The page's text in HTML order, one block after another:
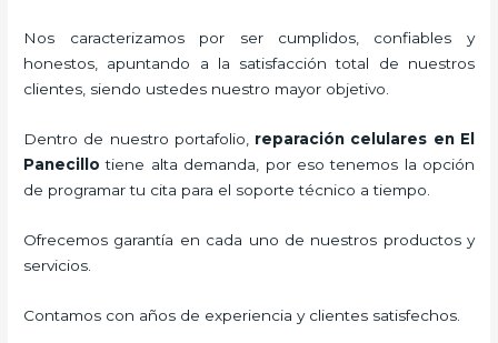
Nos caracterizamos por ser cumplidos, confiables y
honestos, apuntando a la satisfacción total de nuestros
clientes, siendo ustedes nuestro mayor objetivo.
Dentro de nuestro portafolio, reparación celulares en El
Panecillo tiene alta demanda, por eso tenemos la opción
de programar tu cita para el soporte técnico a tiempo.
Ofrecemos garantía en cada uno de nuestros productos y
servicios.
Contamos con años de experiencia y clientes satisfechos.